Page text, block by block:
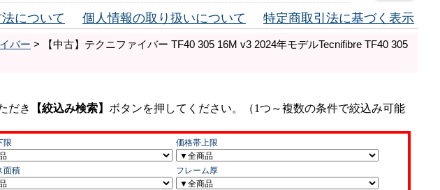
について
個人情報の取り扱いについて 特定商取引法に基づく表示
バー > 【中古】テクニファイバー TF40 305 16M v3 2024年モデルTecnifibre TF40 305